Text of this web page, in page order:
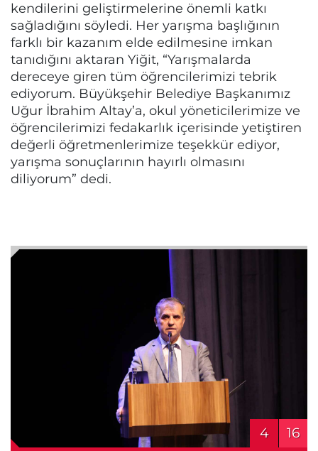
kendilerini geliştirmelerine önemli katkı
sağladığını söyledi. Her yarışma başlığının
farklı bir kazanım elde edilmesine imkan
tanıdığını aktaran Yiğit, “Yarışmalarda
dereceye giren tüm öğrencilerimizi tebrik
ediyorum. Büyükşehir Belediye Başkanımız
Uğur İbrahim Altay’a, okul yöneticilerimize ve
öğrencilerimizi fedakarlık içerisinde yetiştiren
değerli öğretmenlerimize teşekkür ediyor,
yarışma sonuçlarının hayırlı olmasını
diliyorum” dedi.
4 16